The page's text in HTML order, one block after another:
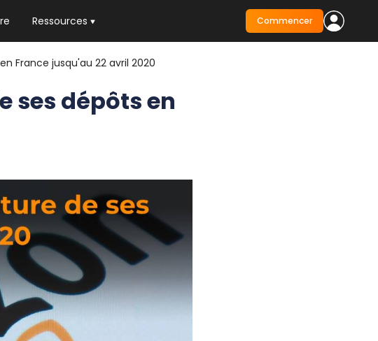
Ressources
besoin
Commencer
France jusqu'au 22 avril 2020
ses dépôts en